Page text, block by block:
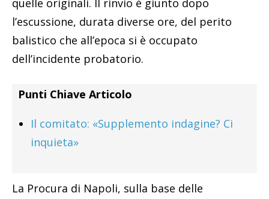
quelle originali. Il rinvio è giunto dopo
l’escussione, durata diverse ore, del perito
balistico che all’epoca si è occupato
dell’incidente probatorio.
Punti Chiave Articolo
Il comitato: «Supplemento indagine? Ci
inquieta»
La Procura di Napoli, sulla base delle